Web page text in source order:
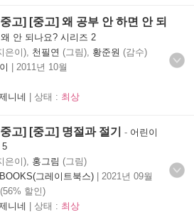
고] [중고] 왜 공부 안 하면 안 되
왜 안 되나요? 시리즈 2
은이), 천필연 (그림), 황준원 (감수)
| 2011년 10월
니네 | 상태 : 최상
고] [중고] 명절과 절기 - 어린이
5
은이), 홍그림 (그림)
그레이트북스) | 2021년 09월
할인)
니네 | 상태 : 최상